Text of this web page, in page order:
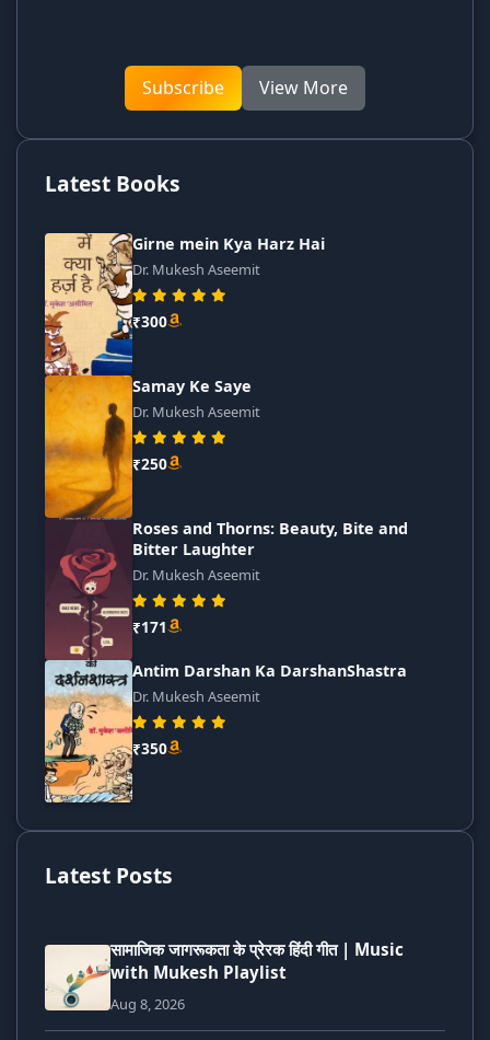
Subscribe View More
Latest Books
Girne mein Kya Harz Hai
Dr. Mukesh Aseemit
₹300
Samay Ke Saye
Dr. Mukesh Aseemit
₹250
Roses and Thorns: Beauty, Bite and
Bitter Laughter
Dr. Mukesh Aseemit
₹171
Antim Darshan Ka DarshanShastra
Dr. Mukesh Aseemit
₹350
Latest Posts
सामाजिक जागरूकता के प्रेरक हिंदी गीत | Music
with Mukesh Playlist
Aug 8, 2026